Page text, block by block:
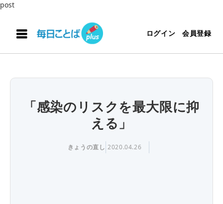
post
ログイン 会員登録
「感染のリスクを最大限に抑
える」
きょうの直し 2020.04.26